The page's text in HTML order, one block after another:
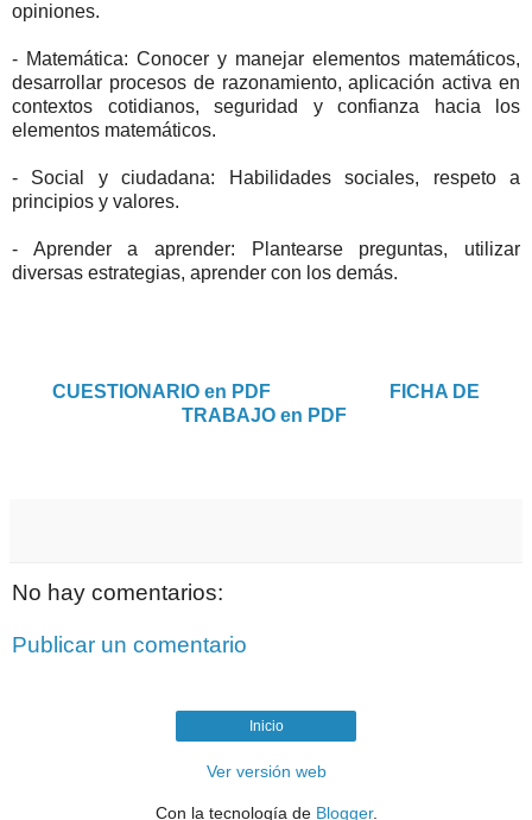
opiniones.
- Matemática: Conocer y manejar elementos matemáticos,
desarrollar procesos de razonamiento, aplicación activa en
contextos cotidianos, seguridad y confianza hacia los
elementos matemáticos.
- Social y ciudadana: Habilidades sociales, respeto a
principios y valores.
- Aprender a aprender: Plantearse preguntas, utilizar
diversas estrategias, aprender con los demás.
CUESTIONARIO en PDF
FICHA DE
TRABAJO en PDF
No hay comentarios:
Publicar un comentario
Inicio
Ver versión web
Con la tecnología de Blogger.